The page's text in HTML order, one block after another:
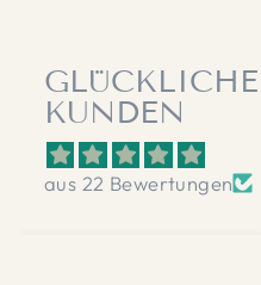
KUNDEN
aus 22 Bewertungen